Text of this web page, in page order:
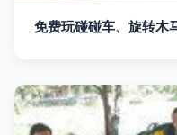
免费玩碰碰车、旋转木